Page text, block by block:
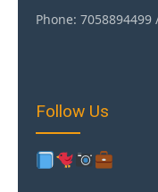
Phone: 7058894499
Follow Us